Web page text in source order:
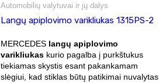
Automobilių valytuvai ir jų dalys
Langų apiplovimo varikliukas 1315PS-2
MERCEDES langų apiplovimo
varikliukas kurio pagalba į purkštukus
tiekiamas skystis esant pakankamam
slėgiui, kad stiklas būtų patikimai nuvalytas